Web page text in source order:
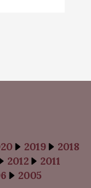
2019
2018
2012
2011
2005